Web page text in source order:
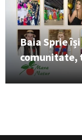
Baia Sprie